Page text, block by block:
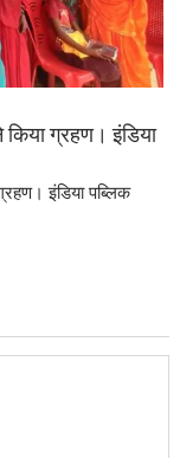
ग्रहण। इंडिया
इंडिया पब्लिक